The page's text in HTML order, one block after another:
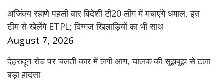
अजिंक्य रहाणे पहली बार विदेशी टी20 लीग में मचाएंगे धमाल, इस
टीम से खेलेंगे ETPL; दिग्गज खिलाड़ियों का भी साथ
August 7, 2026
देहरादून रोड पर चलती कार में लगी आग, चालक की सूझबूझ से टला
बड़ा हादसा